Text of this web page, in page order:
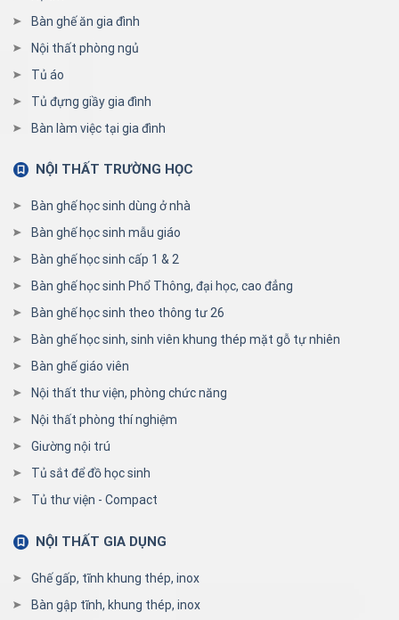
Bàn ghế ăn gia đình
Nội thất phòng ngủ
Tủ áo
Tủ đựng giầy gia đình
Bàn làm việc tại gia đình
NỘI THẤT TRƯỜNG HỌC
Bàn ghế học sinh dùng ở nhà
Bàn ghế học sinh mẫu giáo
Bàn ghế học sinh cấp 1 & 2
Bàn ghế học sinh Phổ Thông, đại học, cao đẳng
Bàn ghế học sinh theo thông tư 26
Bàn ghế học sinh, sinh viên khung thép mặt gỗ tự nhiên
Bàn ghế giáo viên
Nội thất thư viện, phòng chức năng
Nội thất phòng thí nghiệm
Giường nội trú
Tủ sắt để đồ học sinh
Tủ thư viện - Compact
NỘI THẤT GIA DỤNG
Ghế gấp, tĩnh khung thép, inox
Bàn gập tĩnh, khung thép, inox